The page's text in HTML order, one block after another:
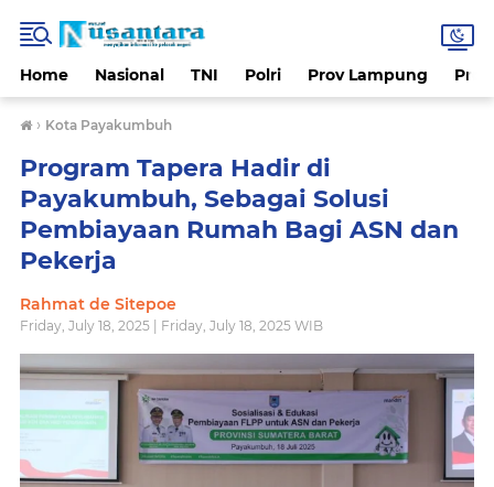
Home Nasional TNI Polri Prov Lampung
› Kota Payakumbuh
Program Tapera Hadir di
Payakumbuh, Sebagai Solusi
Pembiayaan Rumah Bagi ASN dan
Pekerja
Rahmat de Sitepoe
Friday, July 18, 2025 | Friday, July 18, 2025 WIB